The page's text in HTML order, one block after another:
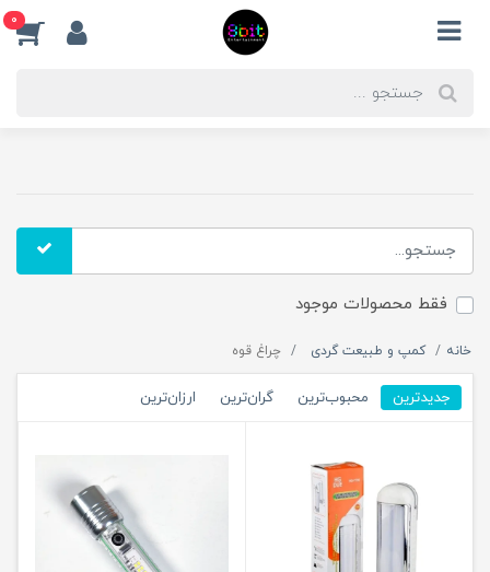
0
فقط محصولات موجود
خانه کمپ و طبیعت گردی چراغ قوه
جدیدترین محبوب‌ترین گران‌ترین ارزان‌ترین